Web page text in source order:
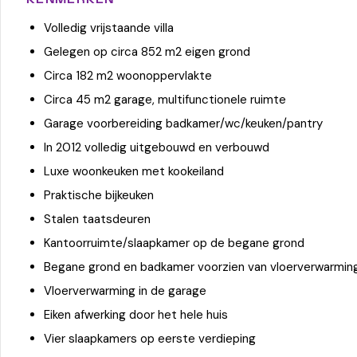
Volledig vrijstaande villa
Gelegen op circa 852 m2 eigen grond
Circa 182 m2 woonoppervlakte
Circa 45 m2 garage, multifunctionele ruimte
Garage voorbereiding badkamer/wc/keuken/pantry
In 2012 volledig uitgebouwd en verbouwd
Luxe woonkeuken met kookeiland
Praktische bijkeuken
Stalen taatsdeuren
Kantoorruimte/slaapkamer op de begane grond
Begane grond en badkamer voorzien van
Vloerverwarming in de garage
Eiken afwerking door het hele huis
Vier slaapkamers op eerste verdieping